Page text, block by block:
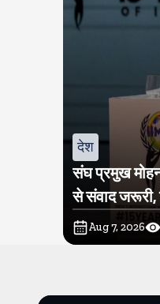
देश
संघ प्रमुख
से संवाद जरूरी,
विरोधी नहीं
Aug 7, 2026